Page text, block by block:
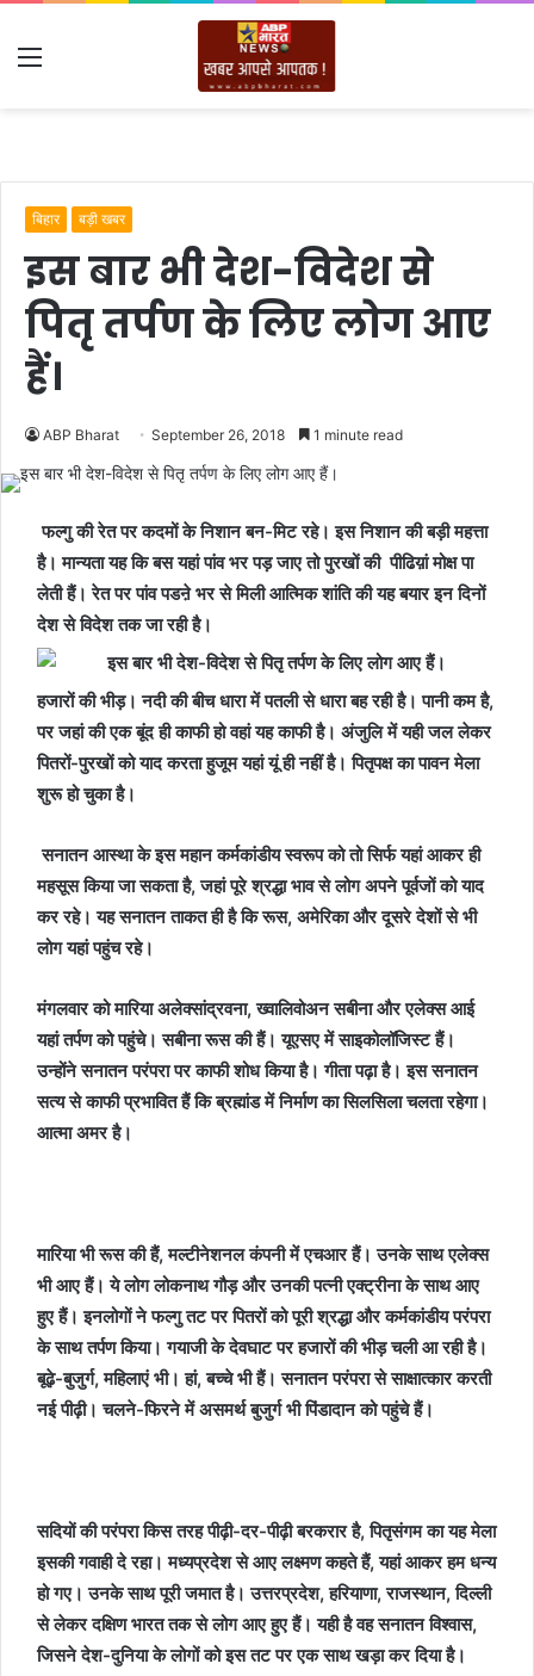
Menu
बिहार बड़ी खबर
इस बार भी देश-विदेश से
पितृ तर्पण के लिए लोग आए
हैं।
ABP Bharat September 26, 2018 1 minute read
फल्गु की रेत पर कदमों के निशान बन-मिट रहे। इस निशान की बड़ी महत्ता
है। मान्यता यह कि बस यहां पांव भर पड़ जाए तो पुरखों की पीढिय़ां मोक्ष पा
लेती हैं। रेत पर पांव पडऩे भर से मिली आत्मिक शांति की यह बयार इन दिनों
देश से विदेश तक जा रही है।
हजारों की भीड़। नदी की बीच धारा में पतली से धारा बह रही है। पानी कम है,
पर जहां की एक बूंद ही काफी हो वहां यह काफी है। अंजुलि में यही जल लेकर
पितरों-पुरखों को याद करता हुजूम यहां यूं ही नहीं है। पितृपक्ष का पावन मेला
शुरू हो चुका है।
सनातन आस्था के इस महान कर्मकांडीय स्वरूप को तो सिर्फ यहां आकर ही
महसूस किया जा सकता है, जहां पूरे श्रद्धा भाव से लोग अपने पूर्वजों को याद
कर रहे। यह सनातन ताकत ही है कि रूस, अमेरिका और दूसरे देशों से भी
लोग यहां पहुंच रहे।
मंगलवार को मारिया अलेक्सांद्रवना, ख्वालिवोअन सबीना और एलेक्स आई
यहां तर्पण को पहुंचे। सबीना रूस की हैं। यूएसए में साइकोलॉजिस्ट हैं।
उन्होंने सनातन परंपरा पर काफी शोध किया है। गीता पढ़ा है। इस सनातन
सत्य से काफी प्रभावित हैं कि ब्रह्मांड में निर्माण का सिलसिला चलता रहेगा।
आत्मा अमर है।
मारिया भी रूस की हैं, मल्टीनेशनल कंपनी में एचआर हैं। उनके साथ एलेक्स
भी आए हैं। ये लोग लोकनाथ गौड़ और उनकी पत्नी एक्ट्रीना के साथ आए
हुए हैं। इनलोगों ने फल्गु तट पर पितरों को पूरी श्रद्धा और कर्मकांडीय परंपरा
के साथ तर्पण किया। गयाजी के देवघाट पर हजारों की भीड़ चली आ रही है।
बूढ़े-बुजुर्ग, महिलाएं भी। हां, बच्चे भी हैं। सनातन परंपरा से साक्षात्कार करती
नई पीढ़ी। चलने-फिरने में असमर्थ बुजुर्ग भी पिंडादान को पहुंचे हैं।
सदियों की परंपरा किस तरह पीढ़ी-दर-पीढ़ी बरकरार है, पितृसंगम का यह मेला
इसकी गवाही दे रहा। मध्यप्रदेश से आए लक्ष्मण कहते हैं, यहां आकर हम धन्य
हो गए। उनके साथ पूरी जमात है। उत्तरप्रदेश, हरियाणा, राजस्थान, दिल्ली
से लेकर दक्षिण भारत तक से लोग आए हुए हैं। यही है वह सनातन विश्वास,
जिसने देश-दुनिया के लोगों को इस तट पर एक साथ खड़ा कर दिया है।